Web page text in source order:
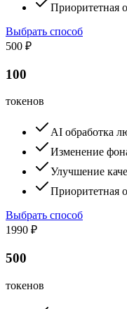
Приоритетная
Выбрать способ
500 ₽
100
токенов
AI обработка
Изменение
Улучшение
Приоритетная
Выбрать способ
1990 ₽
500
токенов